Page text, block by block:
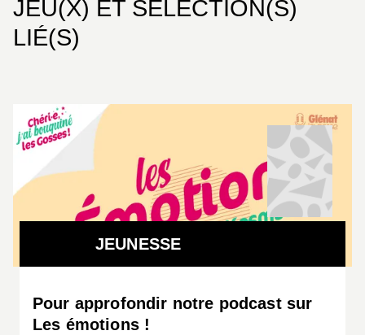
JEU(X) ET SÉLECTION(S)
LIÉ(S)
JEUNESSE
Pour approfondir notre podcast sur
Les émotions !